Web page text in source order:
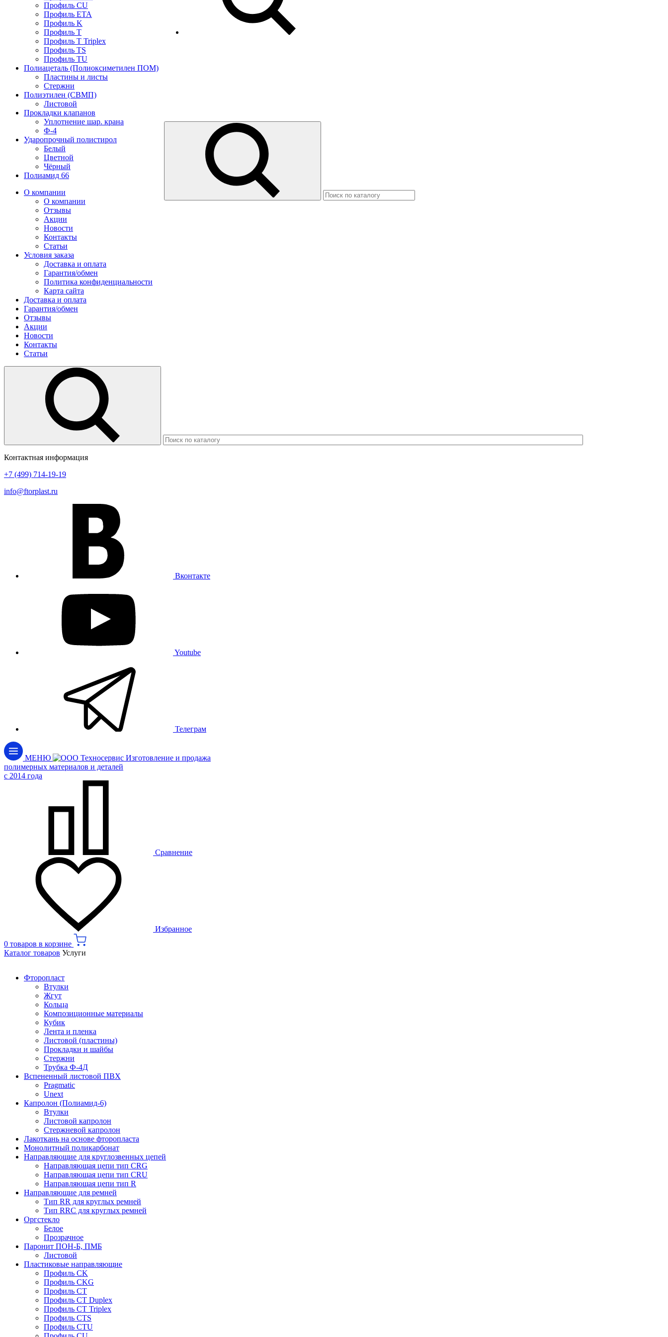
Профиль CU
Профиль ETA
Профиль K
Профиль T
Профиль T Triplex
Профиль TS
Профиль TU
Полиацеталь (Полиоксиметилен ПОМ)
Пластины и листы
Стержни
Полиэтилен (СВМП)
Листовой
Прокладки клапанов
Уплотнение шар. крана
Ф-4
Ударопрочный полистирол
Белый
Цветной
Чёрный
Полиамид 66
О компании
О компании
Отзывы
Акции
Новости
Контакты
Статьи
Условия заказа
Доставка и оплата
Гарантия/обмен
Политика конфиденциальности
Карта сайта
Доставка и оплата
Гарантия/обмен
Отзывы
Акции
Новости
Контакты
Статьи
Контактная информация
+7 (499) 714-19-19
info@ftorplast.ru
Вконтакте
Youtube
Телеграм
МЕНЮ
Изготовление и продажа
полимерных материалов и деталей
c 2014 года
Сравнение
Избранное
0 товаров в корзине
Каталог товаров Услуги
Фторопласт
Втулки
Жгут
Кольца
Композиционные материалы
Кубик
Лента и пленка
Листовой (пластины)
Прокладки и шайбы
Стержни
Трубка Ф-4Д
Вспененный листовой ПВХ
Pragmatic
Unext
Капролон (Полиамид-6)
Втулки
Листовой капролон
Стержневой капролон
Лакоткань на основе фторопласта
Монолитный поликарбонат
Направляющие для круглозвенных цепей
Направляющая цепи тип CRG
Направляющая цепи тип CRU
Направляющая цепи тип R
Направляющие для ремней
Тип RR для круглых ремней
Тип RRС для круглых ремней
Оргстекло
Белое
Прозрачное
Паронит ПОН-Б, ПМБ
Листовой
Пластиковые направляющие
Профиль CK
Профиль CKG
Профиль CT
Профиль CT Duplex
Профиль CT Triplex
Профиль CTS
Профиль CTU